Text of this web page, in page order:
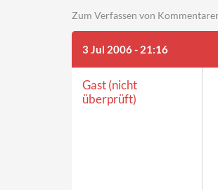
Zum Verfassen von
3 Jul 2006 - 21:16
Gast (nicht
überprüft)